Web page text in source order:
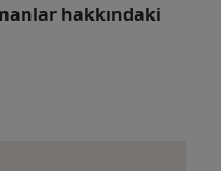
hakkındaki